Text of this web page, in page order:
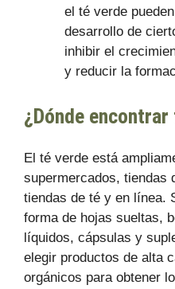
el té verde
desarrollo de
inhibir el
y reducir la
¿Dónde
El té verde está
supermercados, tiendas
tiendas de té y en línea.
forma de hojas sueltas,
líquidos, cápsulas y
elegir productos de alta
orgánicos para obtener